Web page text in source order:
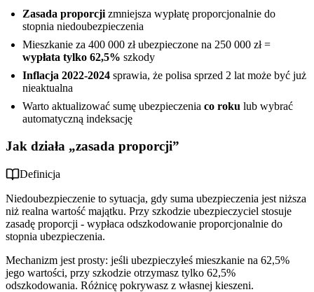
Zasada proporcji zmniejsza wypłatę proporcjonalnie do
stopnia niedoubezpieczenia
Mieszkanie za 400 000 zł ubezpieczone na 250 000 zł =
wypłata tylko 62,5% szkody
Inflacja 2022-2024 sprawia, że polisa sprzed 2 lat może być już
nieaktualna
Warto aktualizować sumę ubezpieczenia co roku lub wybrać
automatyczną indeksację
Jak działa „zasada proporcji”
Definicja
Niedoubezpieczenie to sytuacja, gdy suma ubezpieczenia jest niższa
niż realna wartość majątku. Przy szkodzie ubezpieczyciel stosuje
zasadę proporcji - wypłaca odszkodowanie proporcjonalnie do
stopnia ubezpieczenia.
Mechanizm jest prosty: jeśli ubezpieczyłeś mieszkanie na 62,5%
jego wartości, przy szkodzie otrzymasz tylko 62,5%
odszkodowania. Różnicę pokrywasz z własnej kieszeni.